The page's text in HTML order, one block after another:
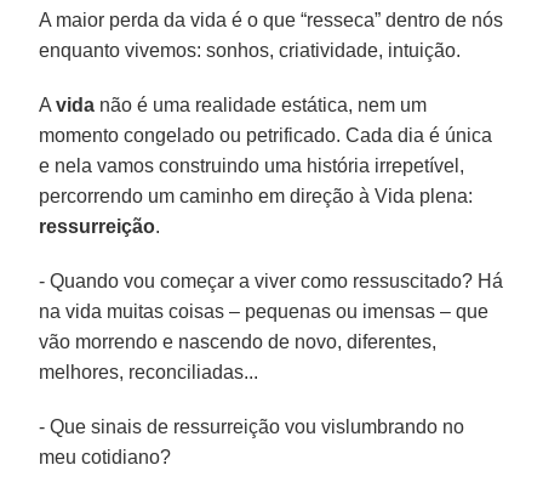
A maior perda da vida é o que “resseca” dentro de nós
enquanto vivemos: sonhos, criatividade, intuição.
Avida não é uma realidade estática, nem um
momento congelado ou petrificado. Cada dia é única
e nela vamos construindo uma história irrepetível,
percorrendo um caminho em direção à Vida plena:
ressurreição.
- Quando vou começar a viver como ressuscitado? Há
na vida muitas coisas – pequenas ou imensas – que
vão morrendo e nascendo de novo, diferentes,
melhores, reconciliadas...
- Que sinais de ressurreição vou vislumbrando no
meu cotidiano?